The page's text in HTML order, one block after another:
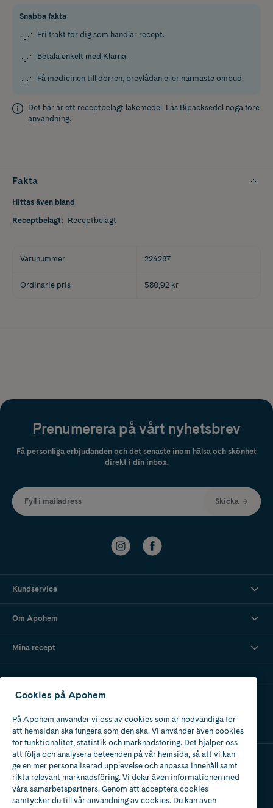
Snabba fakta
Fri frakt för dig som handlar recept.
Betala enkelt med Klarna.
Få medicinen till dörren, brevlådan eller närmaste ombud.
Det här är ett receptbelagt läkemedel. Läs Bipacksedel noga före
användning.
Fakta
Hittas även bland
Receptbelagt: Receptbelagt
Varunummer 224287
Ordinarie pris 580,92 kr
Prenumerera på vårt nyhetsbrev
Få personliga erbjudanden och det senaste inom hälsa och skönhet
direkt i din inbox.
Fyll i mailadress Skicka
Kundservice
Om Apohem
Mina recept
Ladda ner vår app
Apotek med tillstånd
av Läkemedelsverket
Cookies på Apohem
På Apohem använder vi oss av cookies som är nödvändiga för
att hemsidan ska fungera som den ska. Vi använder även cookies
för funktionalitet, statistik och marknadsföring. Det hjälper oss
att följa och analysera beteenden på vår hemsida, så att vi kan
ge en mer personaliserad upplevelse och anpassa innehåll samt
rikta relevant marknadsföring. Vi delar även informationen med
våra samarbetspartners. Genom att acceptera cookies
samtycker du till vår användning av cookies. Du kan även